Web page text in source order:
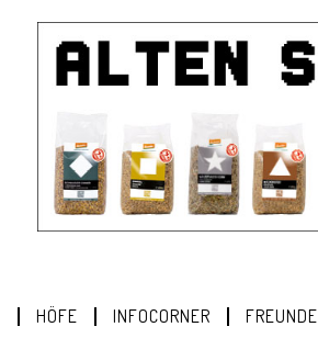
HÖFE INFOCORNER FREUNDE